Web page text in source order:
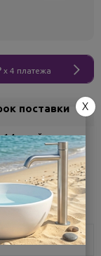
x 4 платежа
поставки
14 дней
X